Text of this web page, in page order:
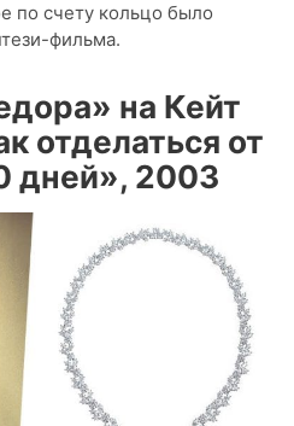
по счету кольцо было
фильма.
на Кейт
отделаться от
дней», 2003